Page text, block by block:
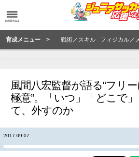
育成メニュー > 戦術／スキル フィジカル／
風間八宏監督が語る“フリ
極意”。「いつ」「どこで
て、外すのか
2017.09.07